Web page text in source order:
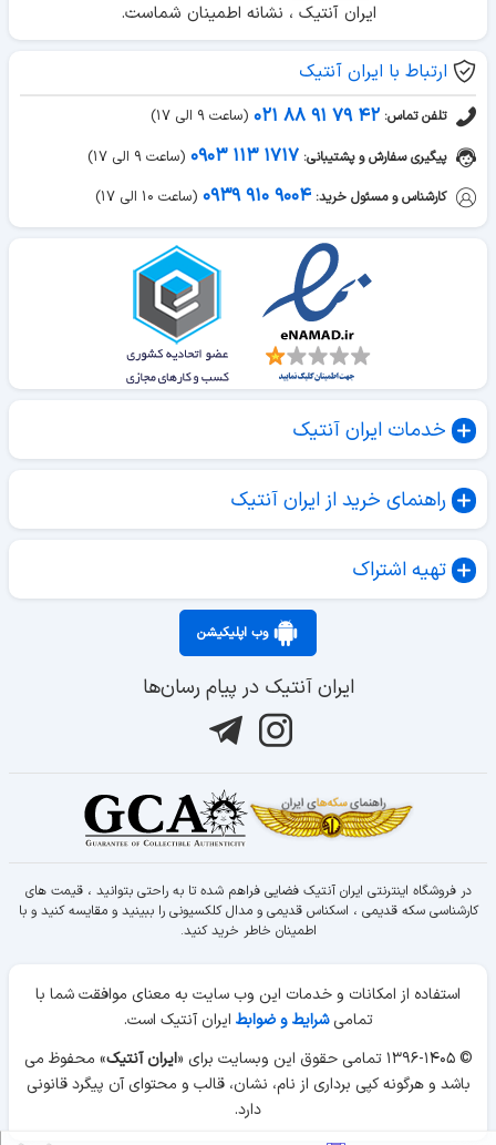
ارتباط با ایران آنتیک
تلفن تماس: ۰۲۱ ۸۸ ۹۱ ۷۹ ۴۲
پیگیری سفارش و پشتیبانی: ۰۹۰۳ ۱۱۳ ۱۷۱۷ (ساعت ۹ الی ۱۷)
کارشناس و مسئول خرید:۰۹۳۹ ۹۱۰ ۹۰۰۴ (ساعت ۱۰ الی ۱۷)
وب اپلیکیشن
ایران آنتیک در پیام رسان‌ها
در فروشگاه اینترنتی ایران آنتیک فضایی فراهم شده تا به راحتی بتوانید ، قیمت های
کارشناسی سکه قدیمی ، اسکناس قدیمی و مدال کلکسیونی را ببینید و مقایسه کنید و با
اطمینان خاطر خرید کنید.
تمامیشرایط و ضوابطایران آنتیک است.
ایران آنتیک
باشد و هرگونه کپی برداری از نام، نشان، قالب و محتوای آن پیگرد قانونی
دارد.